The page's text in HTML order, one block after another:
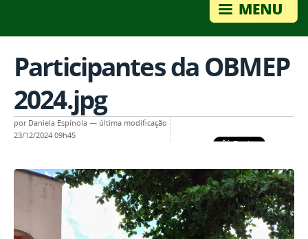
Participantes da OBMEP
2024.jpg
por Daniela Espínola — última modificação
23/12/2024 09h45